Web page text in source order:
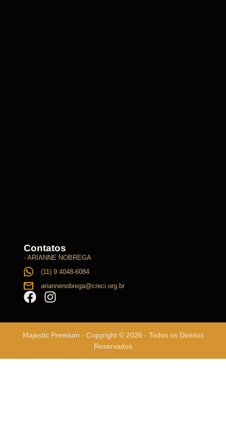
Contatos
- ARIANNE NOBREGA
(11) 9 4048-6084
ariannenobrega@creci.org.br
Majestic Premium - Copyright © 2026 - Todos os Direitos
Reservados